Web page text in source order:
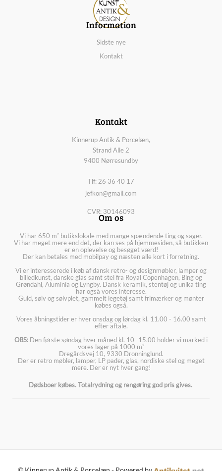
Information
Sidste nye
Kontakt
Kontakt
Kinnerup Antik & Porcelæn,
Strand Alle 2
9400 Nørresundby
Tlf: 26 36 40 17
jefkon@gmail.com
CVR: 30146093
Om os
Vi har 650 m² butikslokale med mange spændende ting og sager.
Vi har meget mere end det, der kan ses på hjemmesiden, så butikken
er en oplevelse og besøget værd!
Der kan betales med mobilpay og næsten alle kort i forretning.
Vi er interesserede i køb af dansk retro- og designmøbler, lamper og
billedkunst, danske glas samt stel fra Royal Copenhagen, Bing og
Grøndahl, Aluminia og Lyngby. Dansk keramik, stentøj og unika ting
har også vores interesse.
Guld, sølv og sølvplet, gammelt legetøj samt frimærker og mønter
købes også.
Vores åbningstider er hver onsdag og lørdag kl. 11.00 - 16.00 samt
efter aftale.
OBS: Den første søndag hver måned kl. 10 -15.00 holder vi marked i
vores lager på 1000 m²
Dregårdsvej 10, 9330 Dronninglund.
Der er retro møbler, lamper, LP pader, glas, nordiske stel og meget
mere. Der er nyt hver gang!
Dødsboer købes. Totalrydning og rengøring god pris gives.